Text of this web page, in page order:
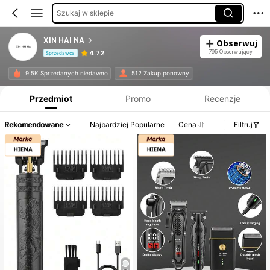
Szukaj w sklepie
XIN HAI NA
Sprzedawca 4.72
Obserwuj
795 Obserwujący
9.5K Sprzedanych niedawno 512 Zakup ponowny
Przedmiot Promo Recenzje
Rekomendowane Najbardziej Popularne Cena Filtruj